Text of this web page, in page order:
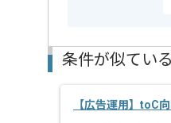
条件が似てい
【広告運用】toC